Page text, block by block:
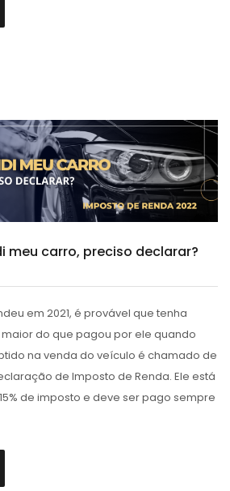
meu carro, preciso declarar?
em 2021, é provável que tenha
do que pagou por ele quando
na venda do veículo é chamado de
de Imposto de Renda. Ele está
de imposto e deve ser pago sempre